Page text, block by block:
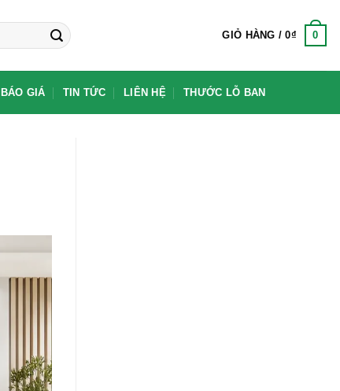
GIỎ HÀNG /0₫ 0
BÁO GIÁ TIN TỨC LIÊN HỆ THƯỚC LỖ BAN